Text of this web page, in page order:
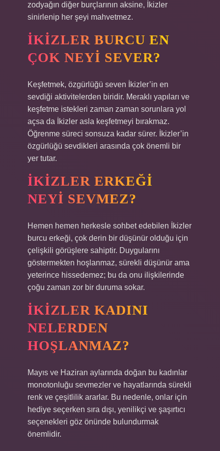
zodyağın diğer burçlarının aksine, İkizler
sinirlenip her şeyi mahvetmez.
İKIZLER BURCU EN
ÇOK NEYI SEVER?
Keşfetmek, özgürlüğü seven İkizler’in en
sevdiği aktivitelerden biridir. Meraklı yapıları ve
keşfetme istekleri zaman zaman sorunlara yol
açsa da İkizler asla keşfetmeyi bırakmaz.
Öğrenme süreci sonsuza kadar sürer. İkizler’in
özgürlüğü sevdikleri arasında çok önemli bir
yer tutar.
İKIZLER ERKEĞI
NEYI SEVMEZ?
Hemen hemen herkesle sohbet edebilen İkizler
burcu erkeği, çok derin bir düşünür olduğu için
çelişkili görüşlere sahiptir. Duygularını
göstermekten hoşlanmaz, sürekli düşünür ama
yeterince hissedemez; bu da onu ilişkilerinde
çoğu zaman zor bir duruma sokar.
İKIZLER KADINI
NELERDEN
HOŞLANMAZ?
Mayıs ve Haziran aylarında doğan bu kadınlar
monotonluğu sevmezler ve hayatlarında sürekli
renk ve çeşitlilik ararlar. Bu nedenle, onlar için
hediye seçerken sıra dışı, yenilikçi ve şaşırtıcı
seçenekleri göz önünde bulundurmak
önemlidir.